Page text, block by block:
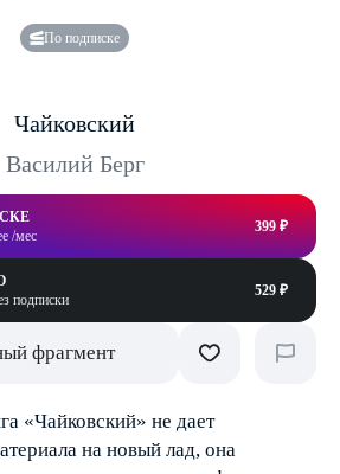
По подписке
Чайковский
Василий Берг
/мес
399 ₽
подписки
529 ₽
фрагмент
«Чайковский» не дает
на новый лад, она